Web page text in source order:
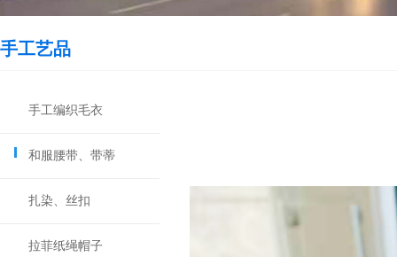
手工艺品
手工编织毛衣
和服腰带、带蒂
扎染、丝扣
拉菲纸绳帽子